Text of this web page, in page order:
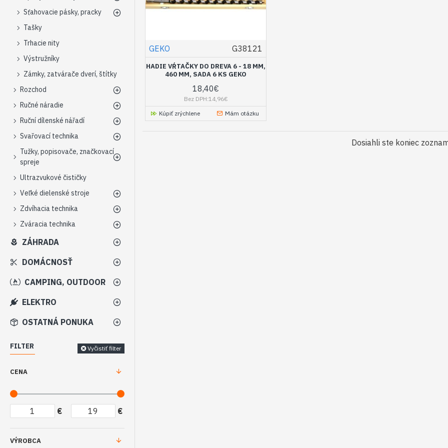
Sťahovacie pásky, pracky
Tašky
Trhacie nity
Výstružníky
Zámky, zatvárače dverí, štítky
Rozchod
Ručné náradie
Ruční dílenské nářadí
Svařovací technika
Tužky, popisovače, značkovací
spreje
Ultrazvukové čističky
Veľké dielenské stroje
Zdvíhacia technika
Zváracia technika
ZÁHRADA
DOMÁCNOSŤ
CAMPING, OUTDOOR
ELEKTRO
OSTATNÁ PONUKA
FILTER Vyčistiť filter
CENA
€ €
VÝROBCA
GEKO G38121
HADIE VŔTAČKY DO DREVA 6 - 18 MM,
460 MM, SADA 6 KS GEKO
18,40€
Bez DPH:14,96€
Kúpiť zrýchlene
Mám otázku
Dosiahli ste koniec